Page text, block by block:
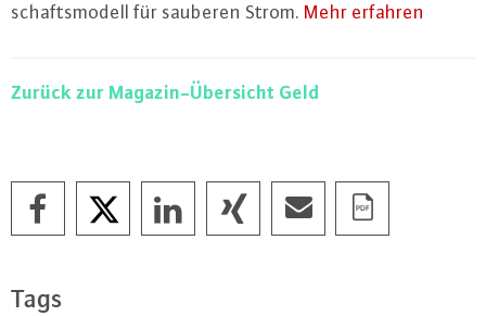
schafts­mo­dell für sauberen Strom. Mehr erfahren
Zurück zur Ma­ga­zin-Über­sicht Geld
Tags